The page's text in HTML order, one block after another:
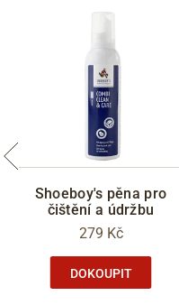
Shoeboy's pěna pro
čištění a údržbu
279 Kč
DOKOUPIT